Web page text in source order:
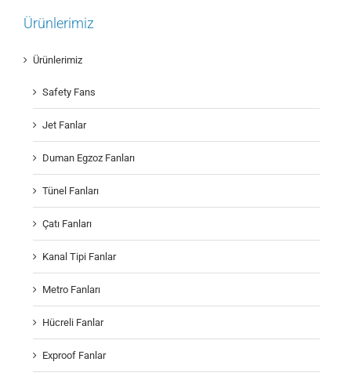
Ürünlerimiz
Ürünlerimiz
Safety Fans
Jet Fanlar
Duman Egzoz Fanları
Tünel Fanları
Çatı Fanları
Kanal Tipi Fanlar
Metro Fanları
Hücreli Fanlar
Exproof Fanlar